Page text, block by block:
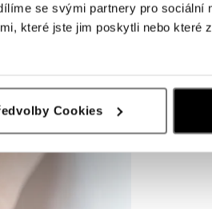
se svými partnery pro sociální
které jste jim poskytli nebo které
Cookies